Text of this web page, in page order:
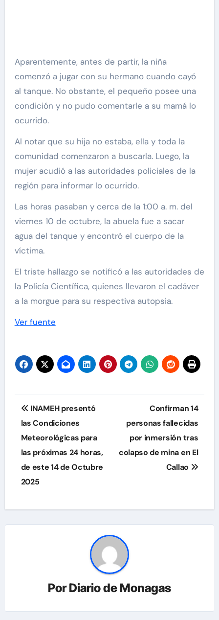
Aparentemente, antes de partir, la niña
comenzó a jugar con su hermano cuando cayó
al tanque. No obstante, el pequeño posee una
condición y no pudo comentarle a su mamá lo
ocurrido.
Al notar que su hija no estaba, ella y toda la
comunidad comenzaron a buscarla. Luego, la
mujer acudió a las autoridades policiales de la
región para informar lo ocurrido.
Las horas pasaban y cerca de la 1:00 a. m. del
viernes 10 de octubre, la abuela fue a sacar
agua del tanque y encontró el cuerpo de la
víctima.
El triste hallazgo se notificó a las autoridades de
la Policía Científica, quienes llevaron el cadáver
a la morgue para su respectiva autopsia.
Ver fuente
Navegación
de
entradas
INAMEH presentó
las Condiciones
Meteorológicas para
las próximas 24 horas,
de este 14 de Octubre
2025
Confirman 14
personas fallecidas
por inmersión tras
colapso de mina en El
Callao
PorDiario de Monagas